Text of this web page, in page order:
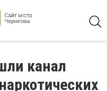
канал